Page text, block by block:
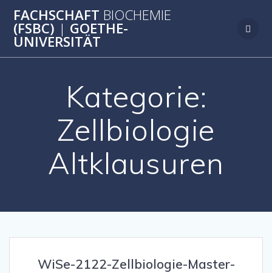
Inhalt
FACHSCHAFT BIOCHEMIE
(FSBC) | GOETHE-
UNIVERSITÄT
Kategorie:
Zellbiologie
Altklausuren
WiSe-2122-Zellbiologie-Master-